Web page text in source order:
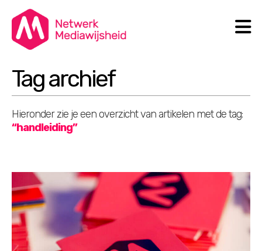
Search
Tag archief
Hieronder zie je een overzicht van artikelen met de tag:
“handleiding”